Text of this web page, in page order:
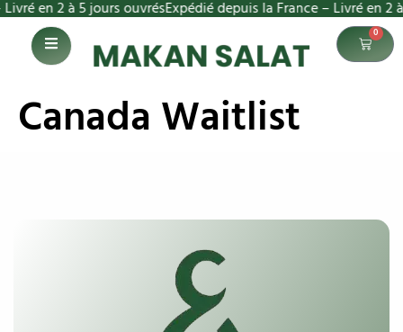
en 2 à 5 jours ouvrésExpédié depuis la France – Livré en 2 à 5
0
Canada Waitlist